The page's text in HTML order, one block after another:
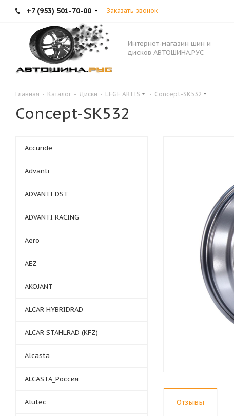
+7 (953) 501-70-00 Заказать звонок
Интернет-магазин шин и
дисков АВТОШИНА.РУС
Главная - Каталог - Диски - LEGE ARTIS - Concept-SK532
Concept-SK532
Отзывы
Accuride
Advanti
ADVANTI DST
ADVANTI RACING
Aero
AEZ
AKOJANT
ALCAR HYBRIDRAD
ALCAR STAHLRAD (KFZ)
Alcasta
ALCASTA_Россия
Alutec